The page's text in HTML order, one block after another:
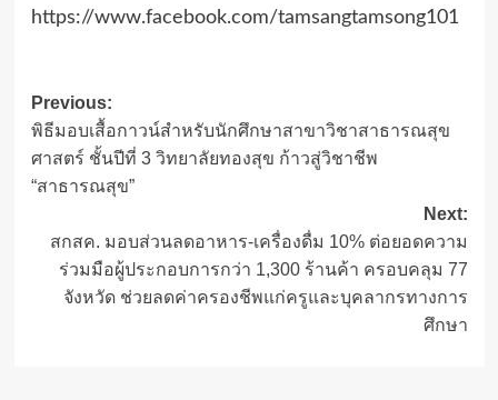
https://www.facebook.com/tamsangtamsong101
Post
navigation
Previous:
พิธีมอบเสื้อกาวน์สำหรับนักศึกษาสาขาวิชาสาธารณสุข
ศาสตร์ ชั้นปีที่ 3 วิทยาลัยทองสุข ก้าวสู่วิชาชีพ
“สาธารณสุข”
Next:
สกสค. มอบส่วนลดอาหาร-เครื่องดื่ม 10% ต่อยอดความ
ร่วมมือผู้ประกอบการกว่า 1,300 ร้านค้า ครอบคลุม 77
จังหวัด ช่วยลดค่าครองชีพแก่ครูและบุคลากรทางการ
ศึกษา